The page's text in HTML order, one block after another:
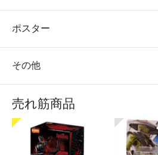
ポスター
その他
売れ筋商品